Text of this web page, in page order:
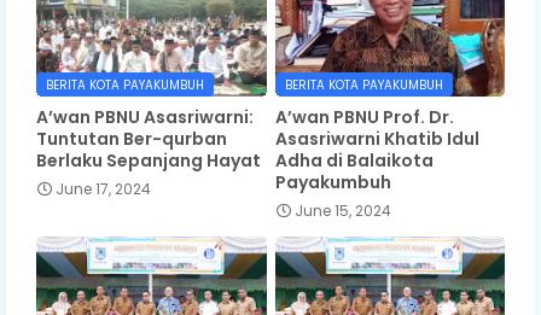
BERITA KOTA PAYAKUMBUH
A’wan PBNU Asasriwarni:
Tuntutan Ber-qurban
Berlaku Sepanjang Hayat
June 17, 2024
BERITA KOTA PAYAKUMBUH
A’wan PBNU Prof. Dr.
Asasriwarni Khatib Idul
Adha di Balaikota
Payakumbuh
June 15, 2024